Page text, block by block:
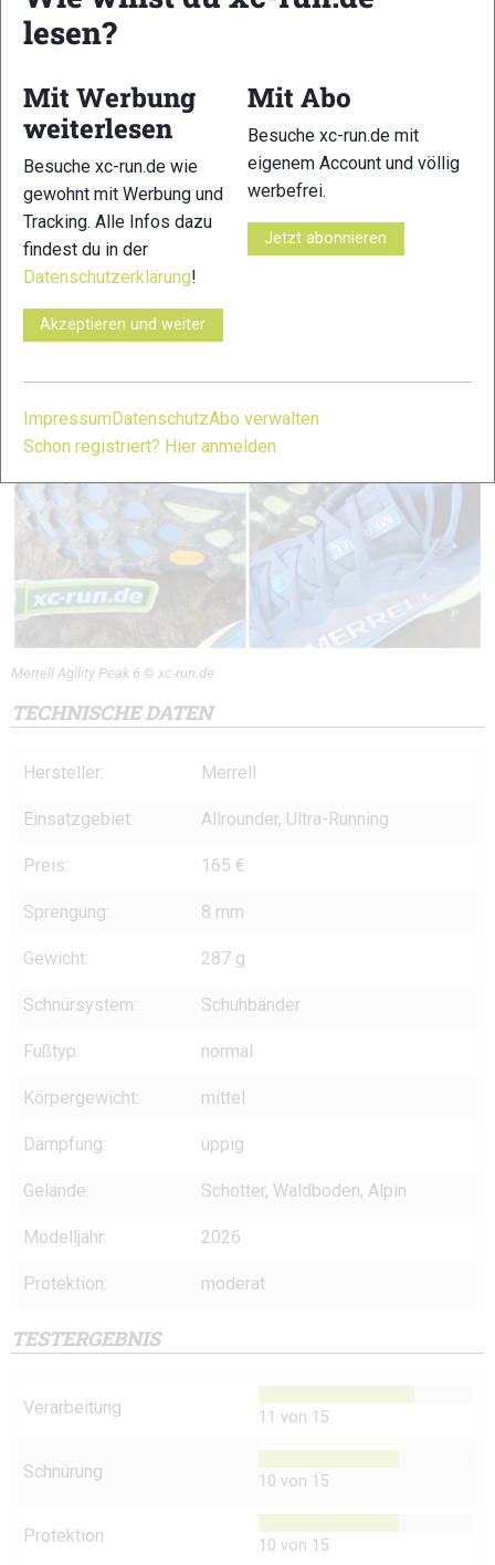
Weitere Informationen
Zur Klassifizierung
Trailschuh-ABC (Glossar)
Merrell Agility Peak 6 © xc-run.de
TECHNISCHE DATEN
Hersteller: Merrell
Einsatzgebiet: Allrounder, Ultra-Running
Preis: 165 €
Sprengung: 8 mm
Gewicht: 287 g
Schnürsystem: Schuhbänder
Fußtyp: normal
Körpergewicht: mittel
Dämpfung: üppig
Gelände: Schotter, Waldboden, Alpin
Modelljahr: 2026
Protektion: moderat
TESTERGEBNIS
Verarbeitung 11 von 15
Schnürung 10 von 15
Protektion 10 von 15
lesen?
Mit Werbung
weiterlesen
Besuche xc-run.de wie
gewohnt mit Werbung und
Tracking. Alle Infos dazu
findest du in der
Datenschutzerklärung!
Akzeptieren und weiter
Mit Abo
Besuche xc-run.de mit
eigenem Account und völlig
werbefrei.
Jetzt abonnieren
Impressum DatenschutzAbo verwalten
Schon registriert? Hier anmelden